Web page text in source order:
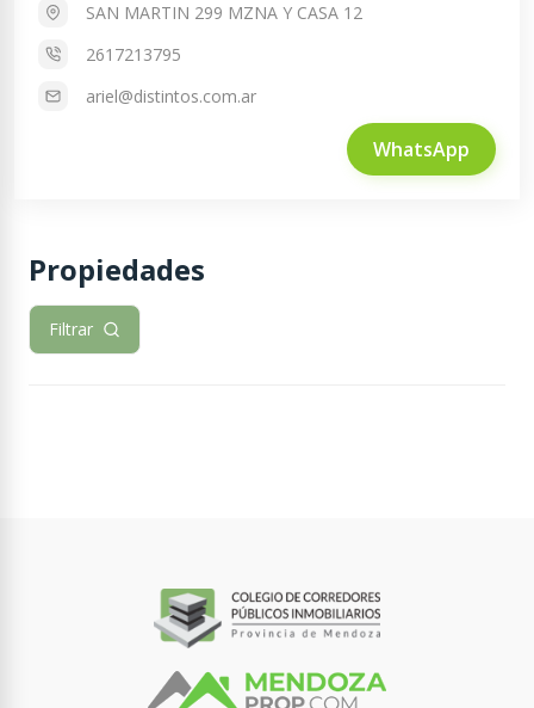
SAN MARTIN 299 MZNA Y CASA 12
2617213795
ariel@distintos.com.ar
WhatsApp
Propiedades
Filtrar